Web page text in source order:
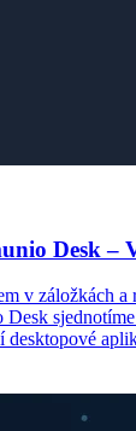
Desk –
v záložkách